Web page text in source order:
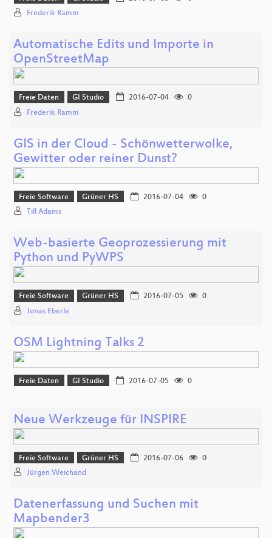
Frederik Ramm
Automatische Edits und Importe in
OpenStreetMap
Freie Daten GI Studio 2016-07-04
0
Frederik Ramm
GIS in der Cloud - Schönwetterwolke,
Gewitter oder reiner Dunst?
Freie Software Grüner HS 2016-07-04
0
Till Adams
Web-basierte Geoprozessierung mit
Python und PyWPS
Freie Software Grüner HS 2016-07-05
0
Jonas Eberle
OSM Lightning Talks 2
Freie Daten GI Studio 2016-07-05 0
Neue Werkzeuge für INSPIRE
Freie Software Grüner HS 2016-07-06
0
Jürgen Weichand
Datenerfassung und Suchen mit
Mapbender3